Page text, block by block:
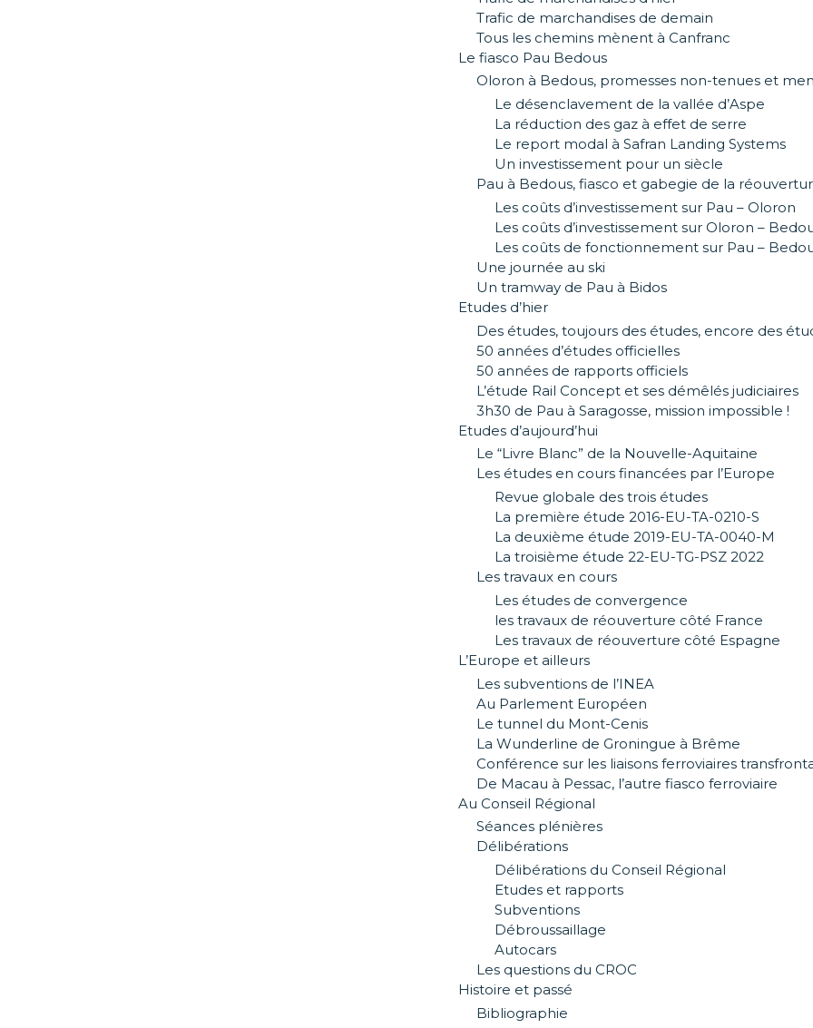
Trafic de marchandises de demain
Tous les chemins mènent à Canfranc
Le fiasco Pau Bedous
Oloron à Bedous, promesses non-tenues et
Le désenclavement de la vallée d’Aspe
La réduction des gaz à effet de serre
Le report modal à Safran Landing Systems
Un investissement pour un siècle
Pau à Bedous, fiasco et gabegie de la
Les coûts d’investissement sur Pau – Oloron
Les coûts d’investissement sur Oloron –
Les coûts de fonctionnement sur Pau –
Une journée au ski
Un tramway de Pau à Bidos
Etudes d’hier
Des études, toujours des études, encore des
50 années d’études officielles
50 années de rapports officiels
L’étude Rail Concept et ses démêlés judiciaires
3h30 de Pau à Saragosse, mission impossible !
Etudes d’aujourd’hui
Le “Livre Blanc” de la Nouvelle-Aquitaine
Les études en cours financées par l’Europe
Revue globale des trois études
La première étude 2016-EU-TA-0210-S
La deuxième étude 2019-EU-TA-0040-M
La troisième étude 22-EU-TG-PSZ 2022
Les travaux en cours
Les études de convergence
les travaux de réouverture côté France
Les travaux de réouverture côté Espagne
L’Europe et ailleurs
Les subventions de l’INEA
Au Parlement Européen
Le tunnel du Mont-Cenis
La Wunderline de Groningue à Brême
Conférence sur les liaisons ferroviaires
De Macau à Pessac, l’autre fiasco ferroviaire
Au Conseil Régional
Séances plénières
Délibérations
Délibérations du Conseil Régional
Etudes et rapports
Subventions
Débroussaillage
Autocars
Les questions du CROC
Histoire et passé
Bibliographie